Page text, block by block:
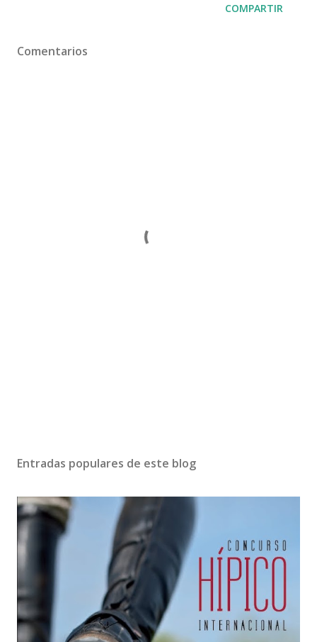
COMPARTIR
Comentarios
Entradas populares de este blog